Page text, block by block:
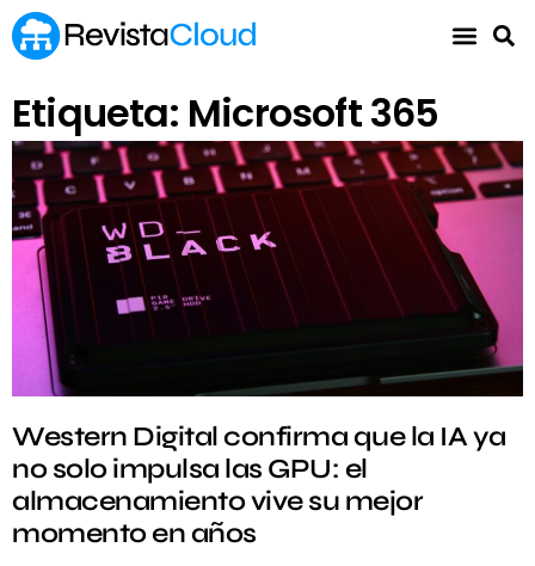
Etiqueta: Microsoft 365
Western Digital confirma que la IA ya
no solo impulsa las GPU: el
almacenamiento vive su mejor
momento en años